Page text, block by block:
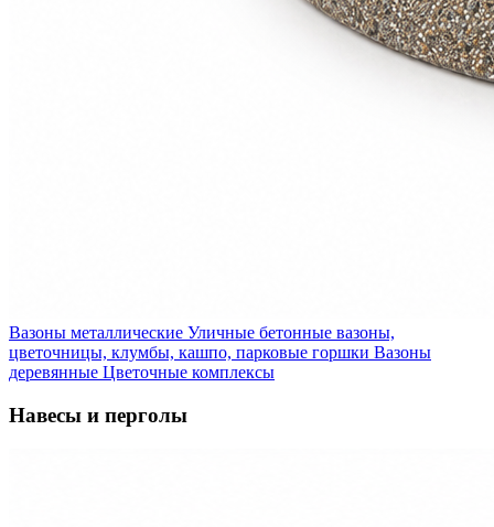
Вазоны металлические Уличные бетонные вазоны,
цветочницы, клумбы, кашпо, парковые горшки Вазоны
деревянные Цветочные комплексы
Навесы и перголы